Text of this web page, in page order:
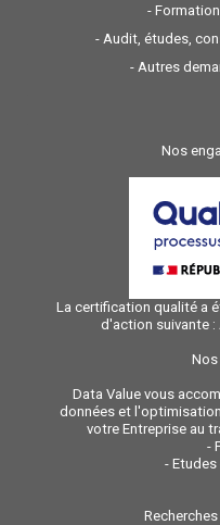
- Formation
- Audit, études,
- Autres
Nos
La certification qualité a
d'action suivante :
Data Value vous
données et
votre Entreprise au
-
- Etudes